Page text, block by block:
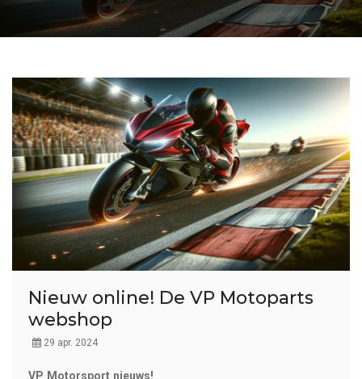
Nieuw online! De VP Motoparts
webshop
29 apr. 2024
VP Motorsport nieuws!